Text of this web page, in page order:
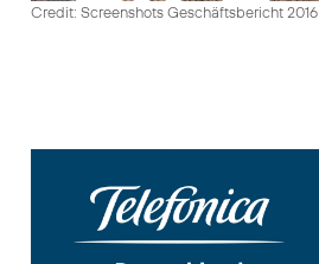
Credit: Screenshots Geschäftsbericht 2016